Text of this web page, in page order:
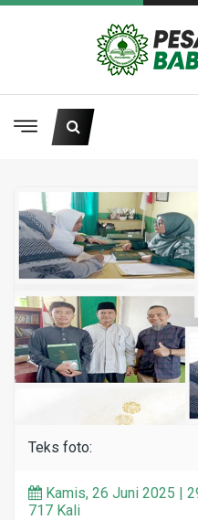
Teks foto:
Kamis, 26 Juni 2025 |
717 Kali